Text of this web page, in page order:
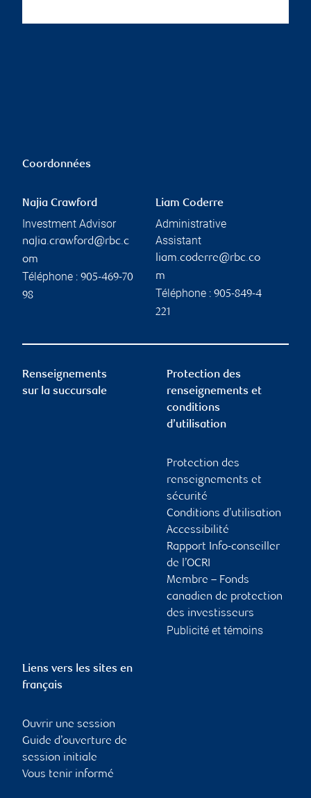
Coordonnées
Najia Crawford
Investment Advisor
najia.crawford@rbc.c
om
Téléphone : 905-469-70
98
Liam Coderre
Administrative
Assistant
liam.coderre@rbc.co
m
Téléphone : 905-849-4
221
Renseignements
sur la succursale
Protection des
renseignements et
conditions
d’utilisation
Protection des
renseignements et
sécurité
Conditions d’utilisation
Accessibilité
Rapport Info-conseiller
de l’OCRI
Membre – Fonds
canadien de protection
des investisseurs
Publicité et témoins
Liens vers les sites en
français
Ouvrir une session
Guide d’ouverture de
session initiale
Vous tenir informé